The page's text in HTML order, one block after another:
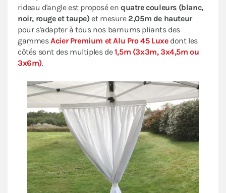
rideau d'angle est proposé enquatre couleurs (blanc,
noir, rouge et taupe)et mesure 2,05m de hauteur
pour s'adapter à tous nos barnums pliants des
gammesAcier Premium et Alu Pro 45 Luxedont les
côtés sont des multiples de1,5m (3x3m, 3x4,5m ou
3x6m).